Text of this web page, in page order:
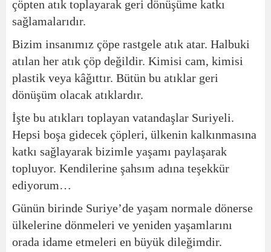
çöpten atık toplayarak geri dönüşüme katkı
sağlamalarıdır.
Bizim insanımız çöpe rastgele atık atar. Halbuki
atılan her atık çöp değildir. Kimisi cam, kimisi
plastik veya kâğıttır. Bütün bu atıklar geri
dönüşüm olacak atıklardır.
İşte bu atıkları toplayan vatandaşlar Suriyeli.
Hepsi boşa gidecek çöpleri, ülkenin kalkınmasına
katkı sağlayarak bizimle yaşamı paylaşarak
topluyor. Kendilerine şahsım adına teşekkür
ediyorum…
Günün birinde Suriye’de yaşam normale dönerse
ülkelerine dönmeleri ve yeniden yaşamlarını
orada idame etmeleri en büyük dileğimdir.